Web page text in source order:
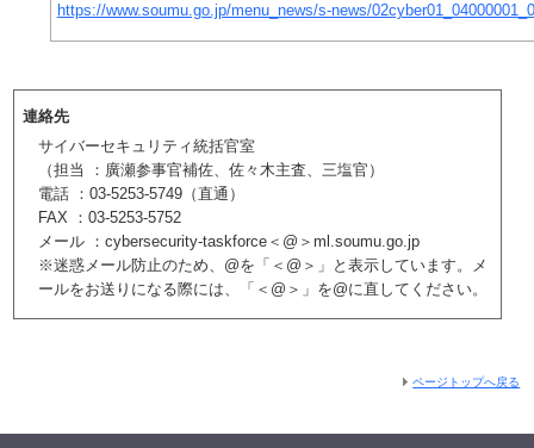
https://www.soumu.go.jp/menu_news/s-news/
連絡先
サイバーセキュリティ統括官室
（担当 ：廣瀬参事官補佐、佐々木主査、三塩官）
電話 ：03-5253-5749（直通）
FAX ：03-5253-5752
メール ：cybersecurity-taskforce＜@＞ml.soumu.go.jp
※迷惑メール防止のため、@を「＜@＞」と表示しています。メ
ールをお送りになる際には、「＜@＞」を@に直してください。
ページトップへ戻る